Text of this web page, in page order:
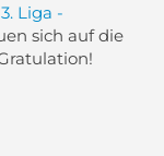
3. Liga -
sich auf die